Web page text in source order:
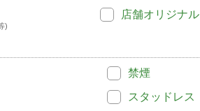
)
店舗オリジナル
禁煙
スタッドレス